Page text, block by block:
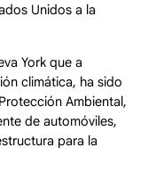
Unidos a la
York que a
climática, ha sido
Ambiental,
de automóviles,
para la